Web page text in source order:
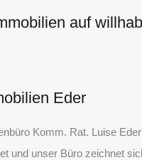
auf
Eder
Komm. Rat. Luise
und unser Büro zeichnet